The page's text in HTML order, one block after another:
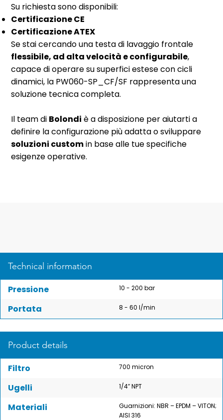
Su richiesta sono disponibili:
Certificazione CE
Certificazione ATEX
Se stai cercando una testa di lavaggio frontale
flessibile, ad alta velocità e configurabile,
capace di operare su superfici estese con cicli
dinamici, la PW060-SP_CF/SF rappresenta una
soluzione tecnica completa.
Il team di Bolondi è a disposizione per aiutarti a
definire la configurazione più adatta o sviluppare
soluzioni customin base alle tue specifiche
esigenze operative.
Product details
Filtro 700 micron
Ugelli 1/4″ NPT
Materiali
Guarnizioni: NBR – EPDM – VITON;
AISI 316
Technical information
Pressione 10 - 200 bar
Portata 8 - 60 l/min